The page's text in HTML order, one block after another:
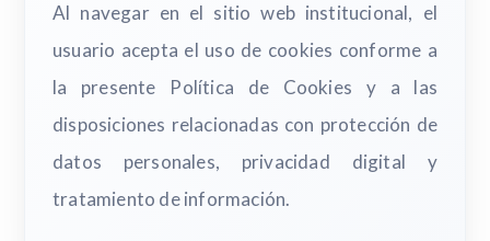
Al navegar en el sitio web institucional, el
usuario acepta el uso de cookies conforme a
la presente Política de Cookies y a las
disposiciones relacionadas con protección de
datos personales, privacidad digital y
tratamiento de información.